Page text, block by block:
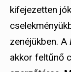
kifejezetten
zenéjükben. A
akkor feltűnő